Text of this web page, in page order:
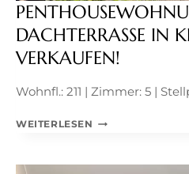
DACHTERRASSE IN
VERKAUFEN!
Wohnfl.: 211 | Zimmer: 5 |
WEITERLESEN
IN